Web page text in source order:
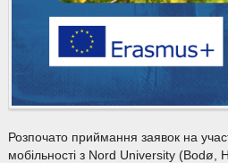
Розпочато приймання заявок на
мобільності з Nord University (Bodø,